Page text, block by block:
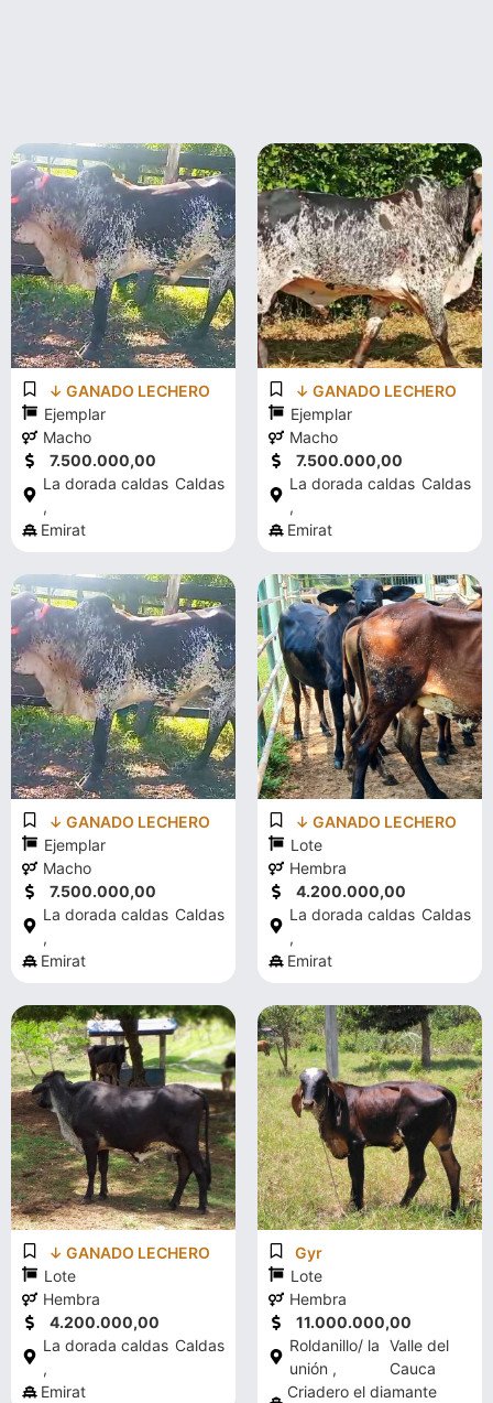
↓ GANADO LECHERO
Ejemplar
Macho
7.500.000,00
La dorada caldas
,
Caldas
Emirat
↓ GANADO LECHERO
Ejemplar
Macho
7.500.000,00
La dorada caldas
,
Caldas
Emirat
↓ GANADO LECHERO
Ejemplar
Macho
7.500.000,00
La dorada caldas
,
Caldas
Emirat
↓ GANADO LECHERO
Lote
Hembra
4.200.000,00
La dorada caldas
,
Caldas
Emirat
↓ GANADO LECHERO
Lote
Hembra
4.200.000,00
La dorada caldas
,
Caldas
Emirat
Gyr
Lote
Hembra
11.000.000,00
Roldanillo/ la
unión ,
Valle del
Cauca
Criadero el diamante